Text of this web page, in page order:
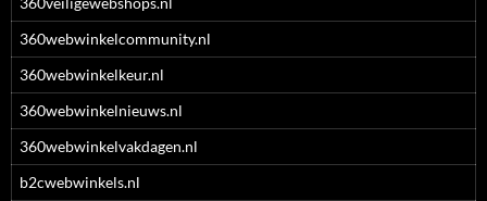
360webwinkelcommunity.nl
360webwinkelkeur.nl
360webwinkelnieuws.nl
360webwinkelvakdagen.nl
b2cwebwinkels.nl